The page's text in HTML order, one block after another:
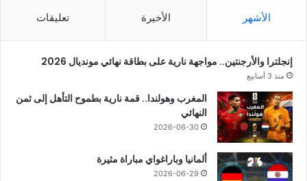
الأشهر الأخيرة تعليقات
إنجلترا والأرجنتين.. مواجهة نارية على بطاقة نهائي مونديال 2026
منذ 3 أسابيع
المغرب وهولندا.. قمة نارية بطموح التأهل إلى ثمن
النهائي
2026-06-30
ألمانيا وباراغواي مباراة مثيرة
2026-06-29